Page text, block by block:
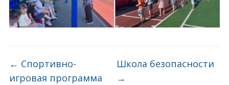
← Спортивно-
игровая программа
Школа безопасности
→